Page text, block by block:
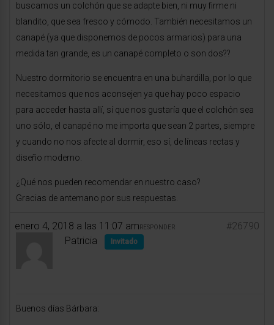
buscamos un colchón que se adapte bien, ni muy firme ni
blandito, que sea fresco y cómodo. También necesitamos un
canapé (ya que disponemos de pocos armarios) para una
medida tan grande, es un canapé completo o son dos??
Nuestro dormitorio se encuentra en una buhardilla, por lo que
necesitamos que nos aconsejen ya que hay poco espacio
para acceder hasta allí, sí que nos gustaría que el colchón sea
uno sólo, el canapé no me importa que sean 2 partes, siempre
y cuando no nos afecte al dormir, eso sí, de líneas rectas y
diseño moderno.
¿Qué nos pueden recomendar en nuestro caso?
Gracias de antemano por sus respuestas.
enero 4, 2018 a las 11:07 am #26790
RESPONDER
Patricia Invitado
Buenos días Bárbara: